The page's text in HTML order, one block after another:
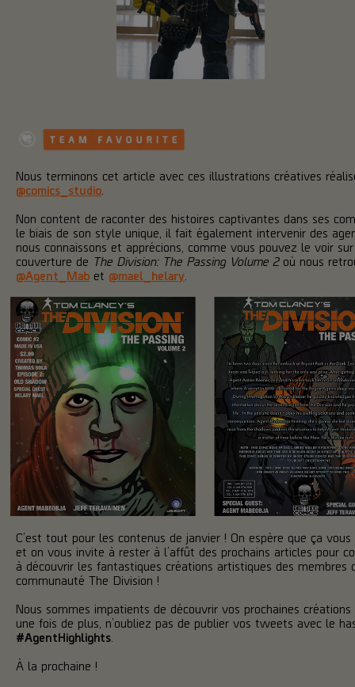
Nous terminons cet article avec ces illustrations créatives
@comics_studio
Non content de raconter des histoires captivantes dans ses
le biais de son style unique, il fait également intervenir des
nous connaissons et apprécions, comme vous pouvez le voir
couverture de The Division: The Passing Volume 2où nous
@Agent_Mab et @mael_helary
C’est tout pour les contenus de janvier ! On espère que ça vous
et on vous invite à rester à l’affût des prochains articles pour
à découvrir les fantastiques créations artistiques des membres
communauté The Division !
Nous sommes impatients de découvrir vos prochaines créations
une fois de plus, n’oubliez pas de publier vos tweets avec le
#AgentHighlights
À la prochaine !